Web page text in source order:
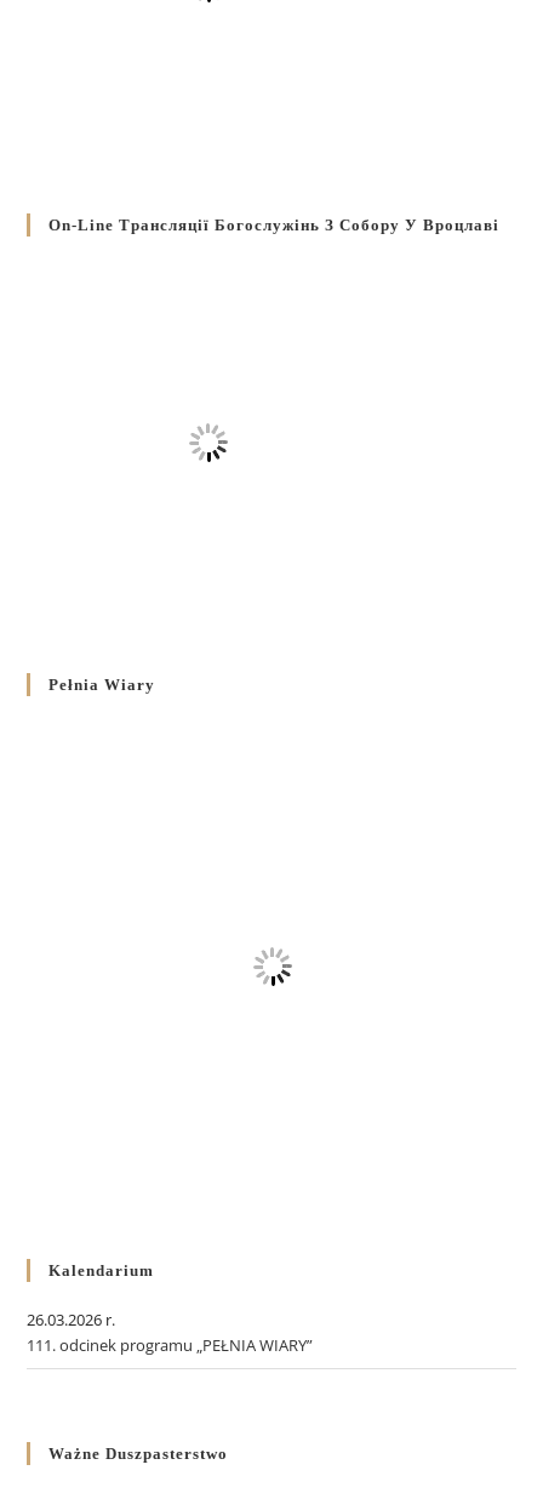
On-Line Трансляції Богослужінь З Собору У Вроцлаві
Pełnia Wiary
Kalendarium
26.03.2026 r.
111. odcinek programu „PEŁNIA WIARY”
Ważne Duszpasterstwo